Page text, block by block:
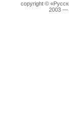
copyright ©
2003 —